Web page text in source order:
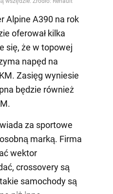
Alpine A390 na rok
oferował kilka
się, że w topowej
napęd na
Zasięg wyniesie
będzie również
za sportowe
marką. Firma
wektor
crossovery są
samochody są